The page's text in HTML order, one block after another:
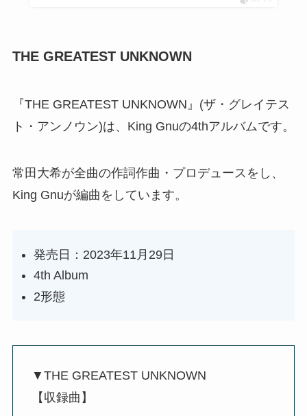
THE GREATEST UNKNOWN
『THE GREATEST UNKNOWN』(ザ・グレイテス
ト・アンノウン)は、King Gnuの4thアルバムです。
常田大希が全曲の作詞作曲・プロデュースをし、
King Gnuが編曲をしています。
発売日：2023年11月29日
4th Album
2形態
▼THE GREATEST UNKNOWN
【収録曲】